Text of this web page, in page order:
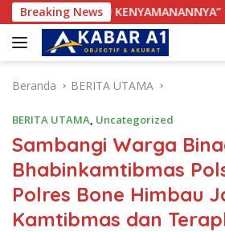
Langsung
ke
konten
Breaking News
KENYAMANANNYA”
Beranda BERITA UTAMA
BERITA UTAMA, Uncategorized
Sambangi Warga
Bhabinkamtibmas
Polres Bone Himbau
Kamtibmas dan